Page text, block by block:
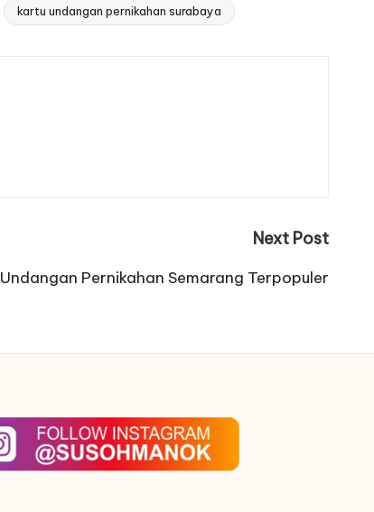
kartu undangan pernikahan surabaya
Next Post
Undangan Pernikahan Semarang Terpopuler